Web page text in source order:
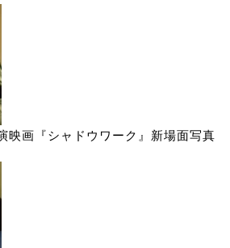
映画『シャドウワーク』新場面写真